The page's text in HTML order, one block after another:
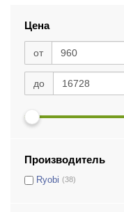
Цена
от
до
Производитель
Ryobi (38)